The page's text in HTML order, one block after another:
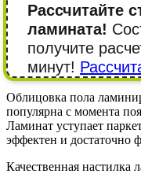
Рассчитайте
ламината!
получите
минут!
Облицовка пола
популярна с момента
Ламинат уступает
эффектен и достаточно
Качественная настилка